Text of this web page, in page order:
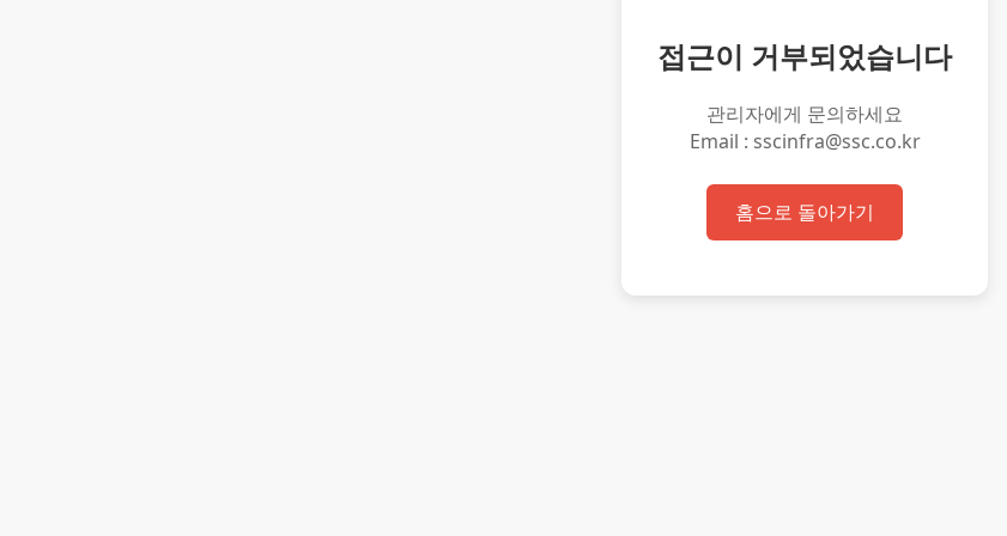
접근이 거부되었습니다
관리자에게 문의하세요
Email : sscinfra@ssc.co.kr
홈으로 돌아가기